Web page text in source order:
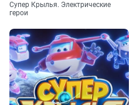
Супер Крылья. Электрические
герои